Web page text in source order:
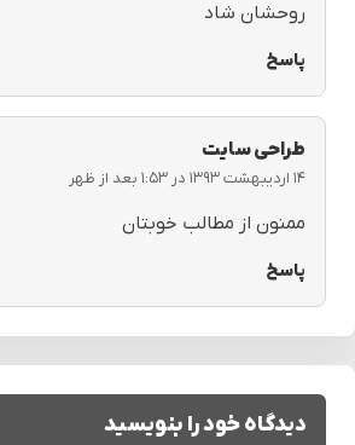
روحشان شاد
پاسخ
طراحی سایت
۱۴ اردیبهشت ۱۳۹۳ در ۱:۵۳ بعد از ظهر
ممنون از مطالب خوبتان
پاسخ
دیدگاه خود را بنویسید